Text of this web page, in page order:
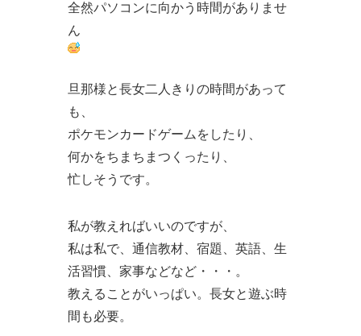
全然パソコンに向かう時間がありませ
ん
旦那様と長女二人きりの時間があって
も、
ポケモンカードゲームをしたり、
何かをちまちまつくったり、
忙しそうです。
私が教えればいいのですが、
私は私で、通信教材、宿題、英語、生
活習慣、家事などなど・・・。
教えることがいっぱい。長女と遊ぶ時
間も必要。